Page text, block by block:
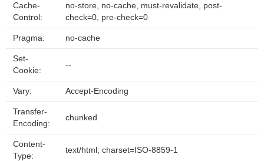
Cache-
Control:
no-store, no-cache, must-revalidate, post-
check=0, pre-check=0
Pragma: no-cache
Set-
Cookie:
--
Vary: Accept-Encoding
Transfer-
Encoding:
chunked
Content-
Type:
text/html; charset=ISO-8859-1